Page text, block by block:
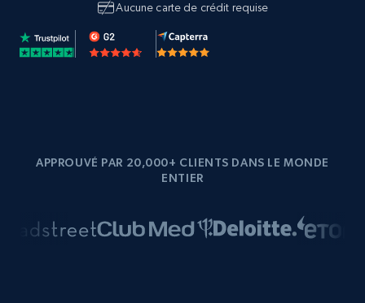
Aucune carte de crédit requise
APPROUVÉ PAR 20,000+ CLIENTS DANS LE MONDE
ENTIER